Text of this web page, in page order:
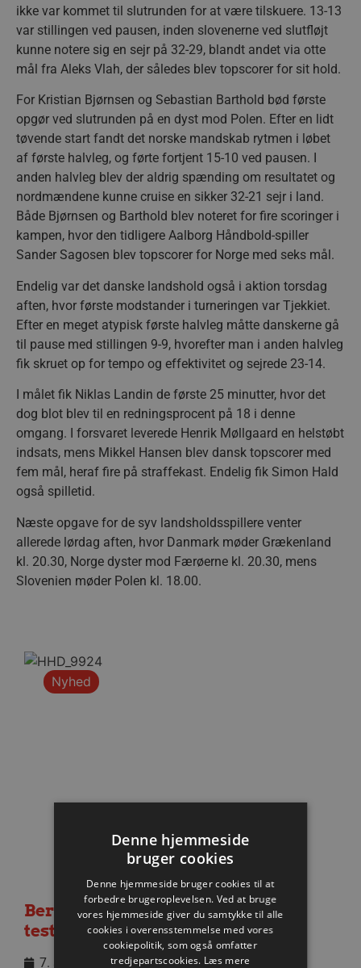
ikke var kommet til slutrunden for at være tilskuere. 13-13
var stillingen ved pausen, inden slovenerne ved slutfløjt
kunne notere sig en sejr på 32-29, blandt andet via otte
mål fra Aleks Vlah, der således blev topscorer for sit hold.
For Kristian Bjørnsen og Sebastian Barthold bød første
opgør ved slutrunden på en dyst mod Polen. Efter en lidt
tøvende start fandt det norske mandskab rytmen i løbet
af første halvleg, og førte fortjent 15-10 ved pausen. I
anden halvleg blev der aldrig spænding om resultatet og
nordmændene kunne cruise en sikker 32-21 sejr i land.
Både Bjørnsen og Barthold blev noteret for fire scoringer i
kampen, hvor den tidligere Aalborg Håndbold-spiller
Sander Sagosen blev topscorer for Norge med seks mål.
Endelig var det danske landshold også i aktion torsdag
aften, hvor første modstander i turneringen var Tjekkiet.
Efter en meget atypisk første halvleg måtte danskerne gå
til pause med stillingen 9-9, hvorefter man i anden halvleg
fik skruet op for tempo og effektivitet og sejrede 23-14.
I målet fik Niklas Landin de første 25 minutter, hvor det
dog blot blev til en redningsprocent på 18 i denne
omgang. I forsvaret leverede Henrik Møllgaard en helstøbt
indsats, mens Mikkel Hansen blev dansk topscorer med
fem mål, heraf fire på straffekast. Endelig fik Simon Hald
også spilletid.
Næste opgave for de syv landsholdsspillere venter
allerede lørdag aften, hvor Danmark møder Grækenland
kl. 20.30, Norge dyster mod Færøerne kl. 20.30, mens
Slovenien møder Polen kl. 18.00.
Nyhed
Berlin besejret i medrivende
testkamp
7. august 2026
Denne hjemmeside
bruger cookies
Denne hjemmeside bruger cookies til at
forbedre brugeroplevelsen. Ved at bruge
vores hjemmeside giver du samtykke til alle
cookies i overensstemmelse med vores
cookiepolitik, som også omfatter
tredjepartscookies. Læs mere